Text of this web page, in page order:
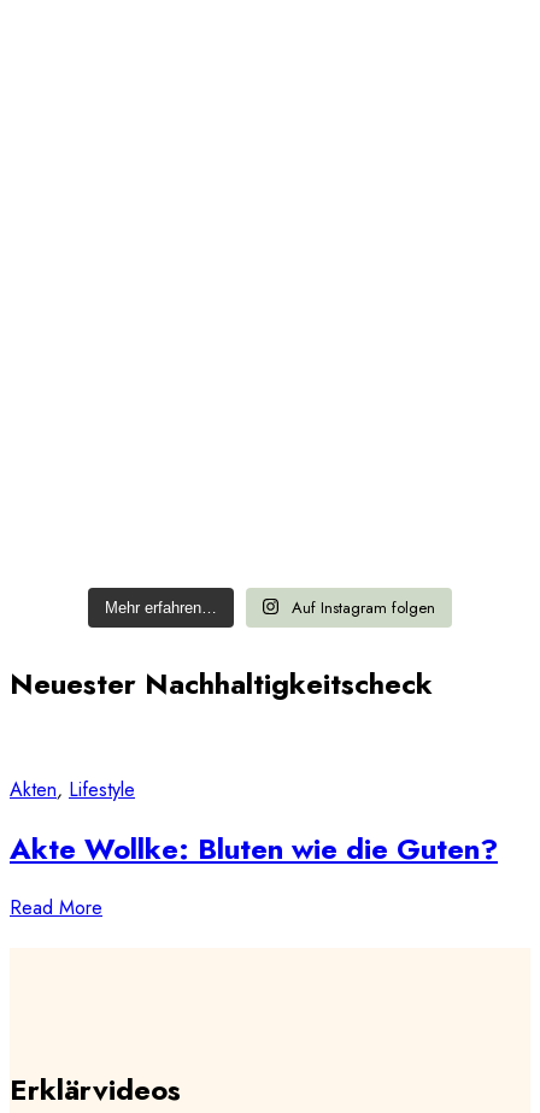
Mehr erfahren… Auf Instagram folgen
Neuester Nachhaltigkeitscheck
Akten, Lifestyle
Akte Wollke: Bluten wie die Guten?
Read More
Erklärvideos